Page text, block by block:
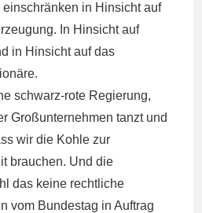
in Hinsicht auf
In Hinsicht auf
in Hinsicht auf das
schwarz-rote Regierung,
Großunternehmen tanzt und
wir die Kohle zur
brauchen. Und die
das keine rechtliche
vom Bundestag in Auftrag